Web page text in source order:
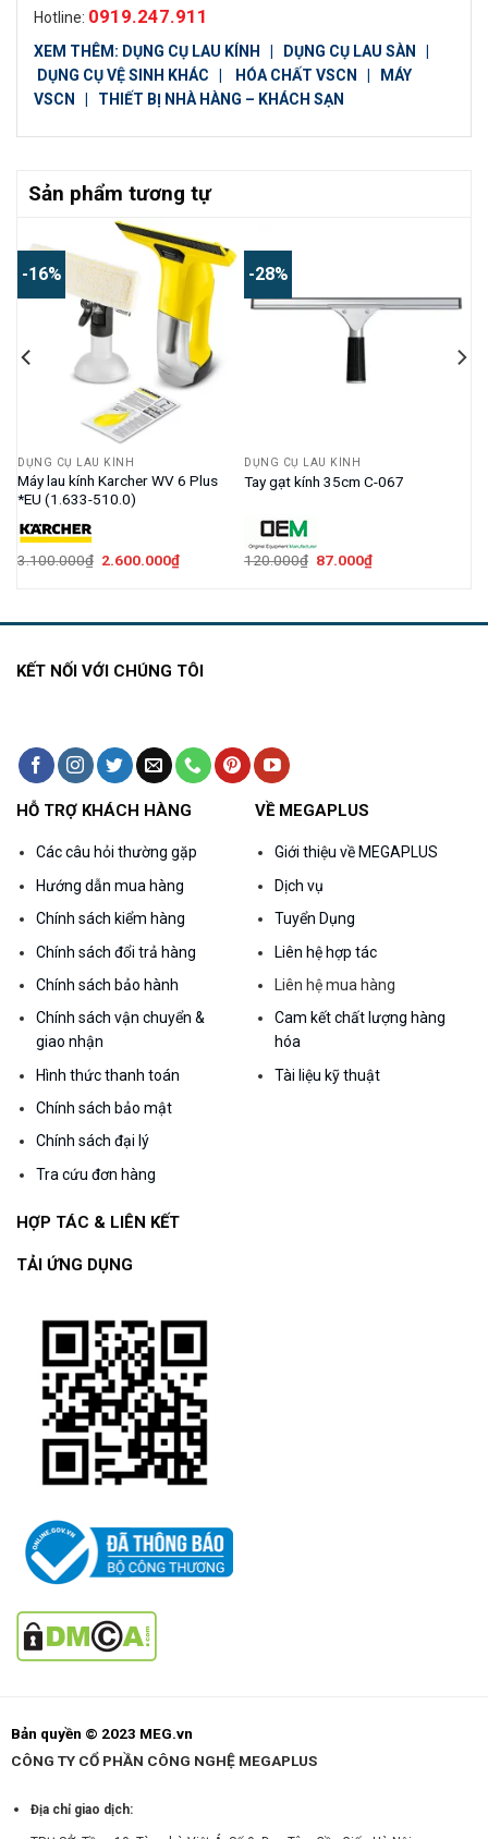
Hotline: 0919.247.911
XEM THÊM: DỤNG CỤ LAU KÍNH DỤNG CỤ LAU SÀN
DỤNG CỤ VỆ SINH KHÁC
HÓA CHẤT VSCN
MÁY
VSCN
THIẾT BỊ NHÀ HÀNG – KHÁCH SẠN
Sản phẩm tương tự
-16%
DỤNG CỤ LAU KÍNH
Máy lau kính Karcher WV 6 Plus
*EU (1.633-510.0)
3.100.000₫ Giá
2.600.000₫Giá
-28%
DỤNG CỤ LAU KÍNH
Tay gạt kính 35cm C-067
120.000₫ Giá
87.000₫Giá
KẾT NỐI VỚI CHÚNG TÔI
HỖ TRỢ KHÁCH HÀNG
Các câu hỏi thường gặp
Hướng dẫn mua hàng
Chính sách kiểm hàng
Chính sách đổi trả hàng
Chính sách bảo hành
Chính sách vận chuyển &
giao nhận
Hình thức thanh toán
Chính sách bảo mật
Chính sách đại lý
Tra cứu đơn hàng
VỀ MEGAPLUS
Giới thiệu về MEGAPLUS
Dịch vụ
Tuyển Dụng
Liên hệ hợp tác
Liên hệ mua hàng
Cam kết chất lượng hàng
hóa
Tài liệu kỹ thuật
HỢP TÁC & LIÊN KẾT
TẢI ỨNG DỤNG
Bản quyền © 2023 MEG.vn
CÔNG TY CỔ PHẦN CÔNG NGHỆ MEGAPLUS
Địa chỉ giao dịch: